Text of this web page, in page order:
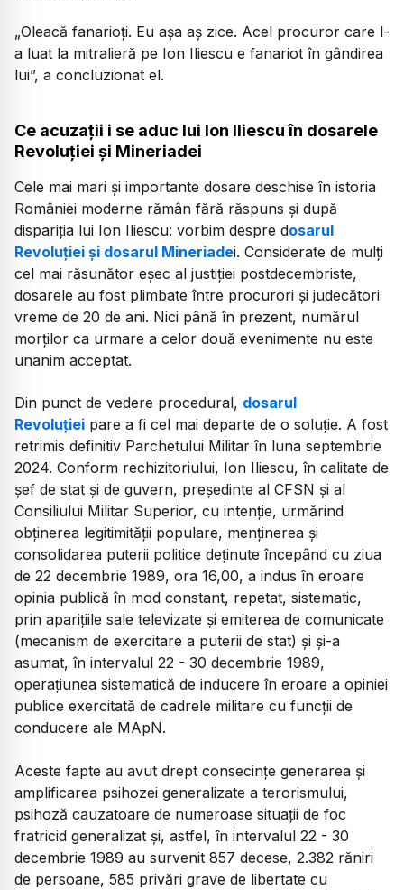
„Oleacă fanarioți. Eu așa aș zice. Acel procuror care l-
a luat la mitralieră pe Ion Iliescu e fanariot în gândirea
lui”, a concluzionat el.
Ce acuzații i se aduc lui Ion Iliescu în dosarele
Revoluției și Mineriadei
Cele mai mari și importante dosare deschise în istoria
României moderne rămân fără răspuns și după
dispariția lui Ion Iliescu: vorbim despre dosarul
Revoluției și dosarul Mineriadei. Considerate de mulți
cel mai răsunător eșec al justiției postdecembriste,
dosarele au fost plimbate între procurori și judecători
vreme de 20 de ani. Nici până în prezent, numărul
morților ca urmare a celor două evenimente nu este
unanim acceptat.
Din punct de vedere procedural, dosarul
Revoluției pare a fi cel mai departe de o soluție. A fost
retrimis definitiv Parchetului Militar în luna septembrie
2024. Conform rechizitoriului, Ion Iliescu, în calitate de
şef de stat şi de guvern, preşedinte al CFSN şi al
Consiliului Militar Superior, cu intenţie, urmărind
obţinerea legitimităţii populare, menţinerea şi
consolidarea puterii politice deţinute începând cu ziua
de 22 decembrie 1989, ora 16,00, a indus în eroare
opinia publică în mod constant, repetat, sistematic,
prin apariţiile sale televizate şi emiterea de comunicate
(mecanism de exercitare a puterii de stat) şi şi-a
asumat, în intervalul 22 - 30 decembrie 1989,
operaţiunea sistematică de inducere în eroare a opiniei
publice exercitată de cadrele militare cu funcţii de
conducere ale MApN.
Aceste fapte au avut drept consecinţe generarea şi
amplificarea psihozei generalizate a terorismului,
psihoză cauzatoare de numeroase situaţii de foc
fratricid generalizat şi, astfel, în intervalul 22 - 30
decembrie 1989 au survenit 857 decese, 2.382 răniri
de persoane, 585 privări grave de libertate cu